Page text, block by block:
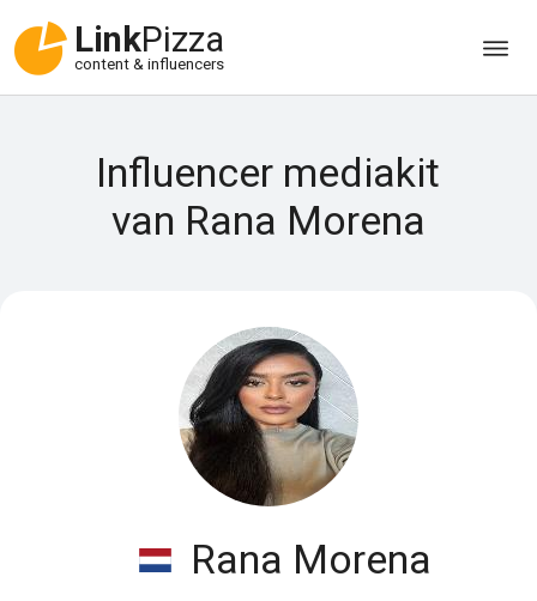
LinkPizza
content & influencers
Influencer mediakit
van Rana Morena
Rana Morena